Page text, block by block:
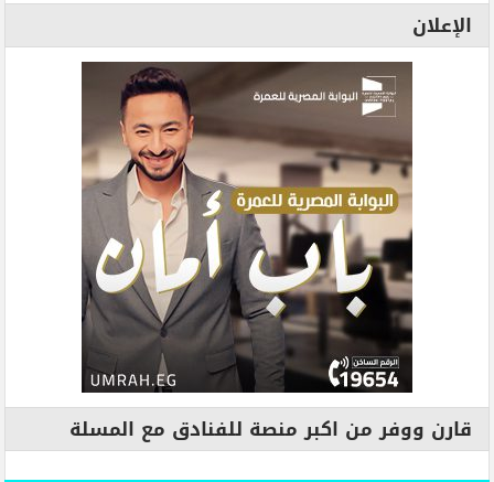
الإعلان
قارن ووفر من اكبر منصة للفنادق مع المسلة